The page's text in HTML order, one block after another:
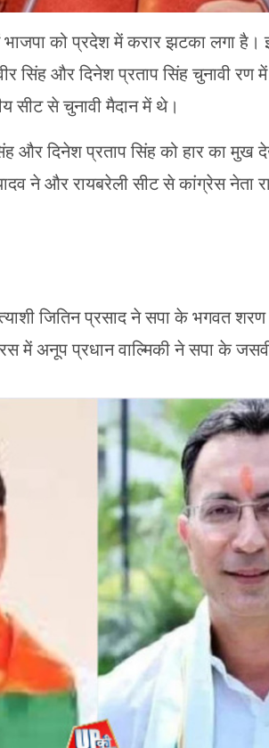
को प्रदेश में करार झटका लगा है।
सिंह और दिनेश प्रताप सिंह चुनावी रण
सीट से चुनावी मैदान में थे।
और दिनेश प्रताप सिंह को हार का मुख
ने और रायबरेली सीट से कांग्रेस नेता
जितिन प्रसाद ने सपा के भगवत
में अनूप प्रधान वाल्मिकी ने सपा के